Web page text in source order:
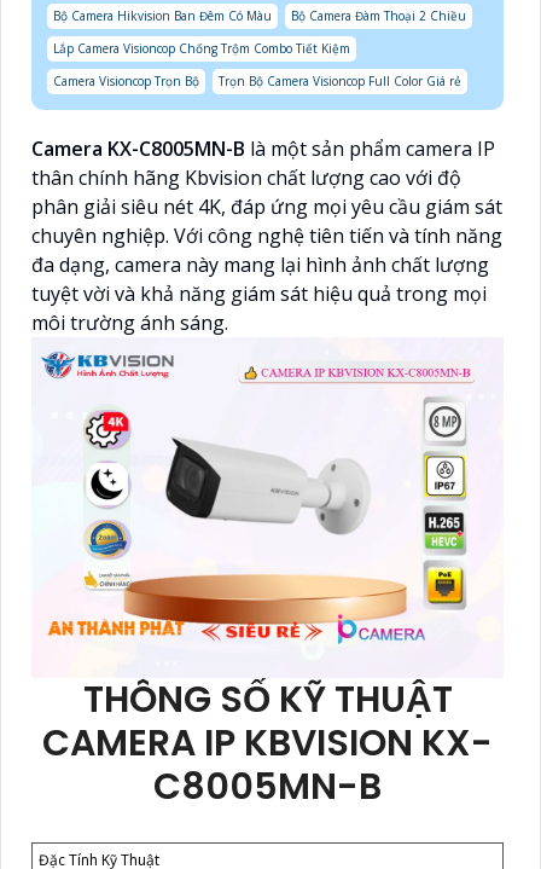
Bộ Camera Hikvision Ban Đêm Có Màu
Bộ Camera Đàm Thoại 2 Chiều
Lắp Camera Visioncop Chống Trộm Combo Tiết Kiệm
Camera Visioncop Trọn Bộ
Trọn Bộ Camera Visioncop Full Color Giá rẻ
Camera KX-C8005MN-B là một sản phẩm camera IP
thân chính hãng Kbvision chất lượng cao với độ
phân giải siêu nét 4K, đáp ứng mọi yêu cầu giám sát
chuyên nghiệp. Với công nghệ tiên tiến và tính năng
đa dạng, camera này mang lại hình ảnh chất lượng
tuyệt vời và khả năng giám sát hiệu quả trong mọi
môi trường ánh sáng.
THÔNG SỐ KỸ THUẬT
CAMERA IP KBVISION KX-
C8005MN-B
Đặc Tính Kỹ Thuật